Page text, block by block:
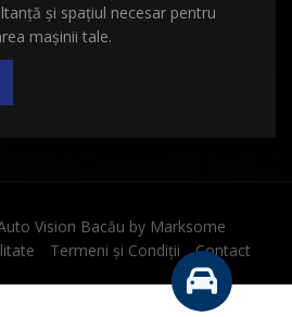
și spațiul necesar pentru
mașinii tale.
Vision Bacău by Marksome
Termeni și Condiții Contact